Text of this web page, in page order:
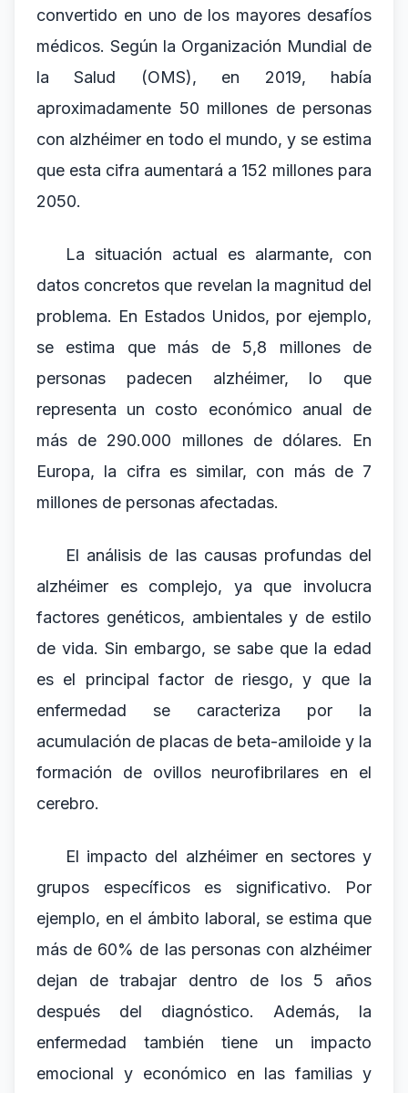
convertido en uno de los mayores desafíos
médicos. Según la Organización Mundial de
la Salud (OMS), en 2019, había
aproximadamente 50 millones de personas
con alzhéimer en todo el mundo, y se estima
que esta cifra aumentará a 152 millones para
2050.
La situación actual es alarmante, con
datos concretos que revelan la magnitud del
problema. En Estados Unidos, por ejemplo,
se estima que más de 5,8 millones de
personas padecen alzhéimer, lo que
representa un costo económico anual de
más de 290.000 millones de dólares. En
Europa, la cifra es similar, con más de 7
millones de personas afectadas.
El análisis de las causas profundas del
alzhéimer es complejo, ya que involucra
factores genéticos, ambientales y de estilo
de vida. Sin embargo, se sabe que la edad
es el principal factor de riesgo, y que la
enfermedad se caracteriza por la
acumulación de placas de beta-amiloide y la
formación de ovillos neurofibrilares en el
cerebro.
El impacto del alzhéimer en sectores y
grupos específicos es significativo. Por
ejemplo, en el ámbito laboral, se estima que
más de 60% de las personas con alzhéimer
dejan de trabajar dentro de los 5 años
después del diagnóstico. Además, la
enfermedad también tiene un impacto
emocional y económico en las familias y